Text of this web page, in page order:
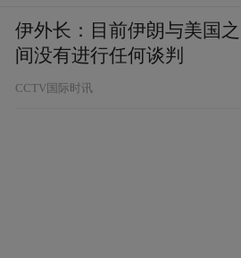
伊外长：目前伊朗与美国之
间没有进行任何谈判
CCTV国际时讯